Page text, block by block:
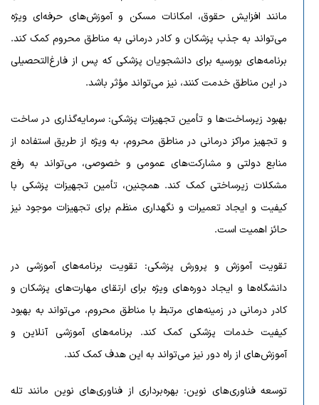
مانند افزایش حقوق، امکانات مسکن و آموزش‌های حرفه‌ای ویژه
می‌تواند به جذب پزشکان و کادر درمانی به مناطق محروم کمک کند.
برنامه‌های بورسیه برای دانشجویان پزشکی که پس از فارغ‌التحصیلی
در این مناطق خدمت کنند، نیز می‌تواند مؤثر باشد.
بهبود زیرساخت‌ها و تأمین تجهیزات پزشکی: سرمایه‌گذاری در ساخت
و تجهیز مراکز درمانی در مناطق محروم، به ویژه از طریق استفاده از
منابع دولتی و مشارکت‌های عمومی و خصوصی، می‌تواند به رفع
مشکلات زیرساختی کمک کند. همچنین، تأمین تجهیزات پزشکی با
کیفیت و ایجاد تعمیرات و نگهداری منظم برای تجهیزات موجود نیز
حائز اهمیت است.
تقویت آموزش و پرورش پزشکی: تقویت برنامه‌های آموزشی در
دانشگاه‌ها و ایجاد دوره‌های ویژه برای ارتقای مهارت‌های پزشکان و
کادر درمانی در زمینه‌های مرتبط با مناطق محروم، می‌تواند به بهبود
کیفیت خدمات پزشکی کمک کند. برنامه‌های آموزشی آنلاین و
آموزش‌های از راه دور نیز می‌تواند به این هدف کمک کند.
توسعه فناوری‌های نوین: بهره‌برداری از فناوری‌های نوین مانند تله